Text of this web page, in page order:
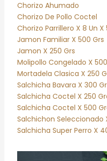
Chorizo Ahumado
Chorizo De Pollo Coctel
Chorizo Parrillero X 8 Un X
Jamon Familiar X 500 Grs
Jamon X 250 Grs
Molipollo Congelado X
Mortadela Clasica X 250
Salchicha Bavara X 300
Salchicha Coctel X 250
Salchicha Coctel X 500
Salchichon Seleccionado
Salchicha Super Perro X